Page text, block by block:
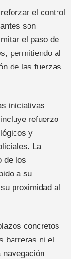
el control
son
el paso de
permitiendo al
de las fuerzas
iniciativas
refuerzo
y
La
de los
a su
proximidad al
concretos
barreras ni el
navegación